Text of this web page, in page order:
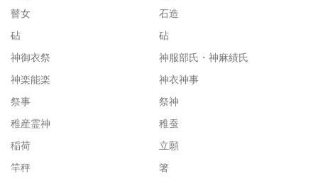
瞽女
石造
砧
砧
神御衣祭
神服部氏・神麻績氏
神楽能楽
神衣神事
祭事
祭神
稚産霊神
稚蚕
稲荷
立願
竿秤
箸